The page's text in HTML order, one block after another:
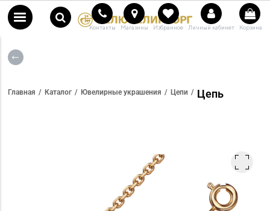
Контакты Магазины Избранное Личный кабинет Корзина
Главная Каталог Ювелирные украшения Цепи Цепь